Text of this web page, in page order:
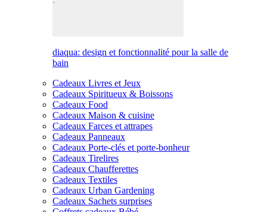
diaqua: design et fonctionnalité pour la salle de
bain
Cadeaux Livres et Jeux
Cadeaux Spiritueux & Boissons
Cadeaux Food
Cadeaux Maison & cuisine
Cadeaux Farces et attrapes
Cadeaux Panneaux
Cadeaux Porte-clés et porte-bonheur
Cadeaux Tirelires
Cadeaux Chaufferettes
Cadeaux Textiles
Cadeaux Urban Gardening
Cadeaux Sachets surprises